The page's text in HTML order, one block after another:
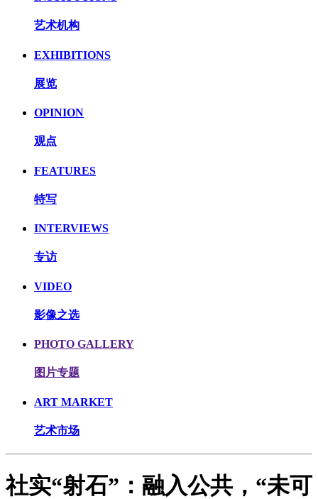
艺术机构
EXHIBITIONS
展览
OPINION
观点
FEATURES
特写
INTERVIEWS
专访
VIDEO
影像之选
PHOTO GALLERY
图片专题
ART MARKET
艺术市场
社实“射石”：融入公共，“未可